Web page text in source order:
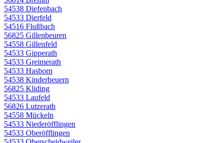
54538 Diefenbach
54533 Dierfeld
54516 Flußbach
56825 Gillenbeuren
54558 Gillenfeld
54533 Gipperath
54533 Greimerath
54533 Hasborn
54538 Kinderbeuern
56825 Kliding
54533 Laufeld
56826 Lutzerath
54558 Mückeln
54533 Niederöfflingen
54533 Oberöfflingen